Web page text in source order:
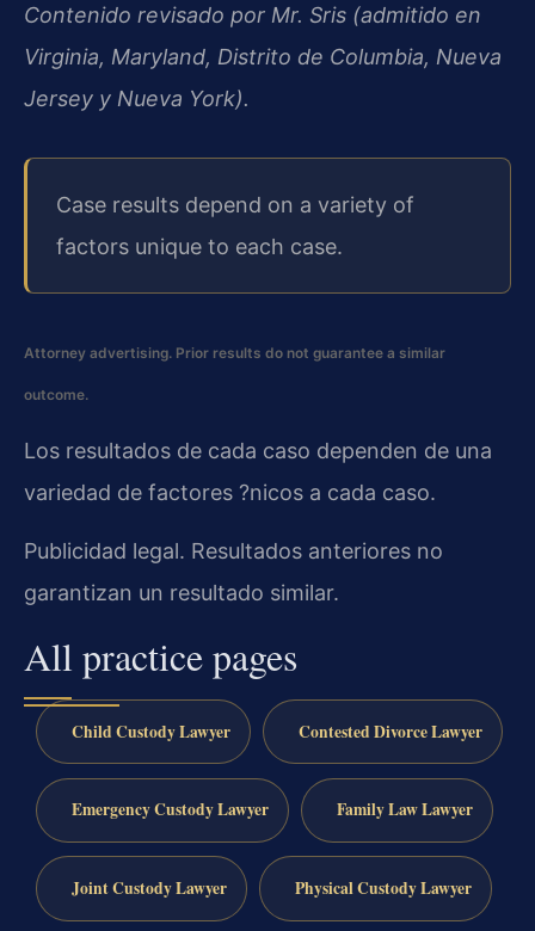
Contenido revisado por Mr. Sris (admitido en
Virginia, Maryland, Distrito de Columbia, Nueva
Jersey y Nueva York).
Case results depend on a variety of
factors unique to each case.
Attorney advertising. Prior results do not guarantee a similar
outcome.
Los resultados de cada caso dependen de una
variedad de factores ?nicos a cada caso.
Publicidad legal. Resultados anteriores no
garantizan un resultado similar.
All practice pages
Child Custody Lawyer Contested Divorce Lawyer
Emergency Custody Lawyer Family Law Lawyer
Joint Custody Lawyer Physical Custody Lawyer